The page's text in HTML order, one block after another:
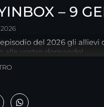
– 9
del 2026 gli allievi
alle vostre domande!